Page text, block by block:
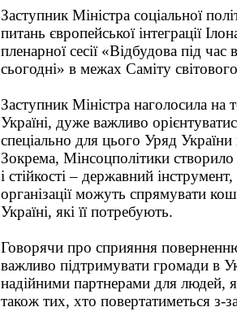
Заступник Міністра соціальної
питань європейської інтеграції
пленарної сесії «Відбудова під
сьогодні» в межах Саміту
Заступник Міністра наголосила
Україні, дуже важливо
спеціально для цього Уряд
Зокрема, Мінсоцполітики
і стійкості – державний
організації можуть спрямувати
Україні, які її потребують.
Говорячи про сприяння
важливо підтримувати громади в
надійними партнерами для людей,
також тих, хто повертатиметься з-